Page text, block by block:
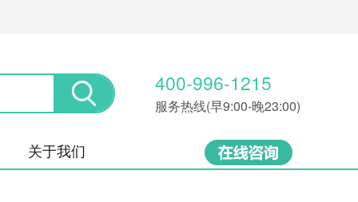
400-996-1215
服务热线(早9:00-晚23:00)
关于我们